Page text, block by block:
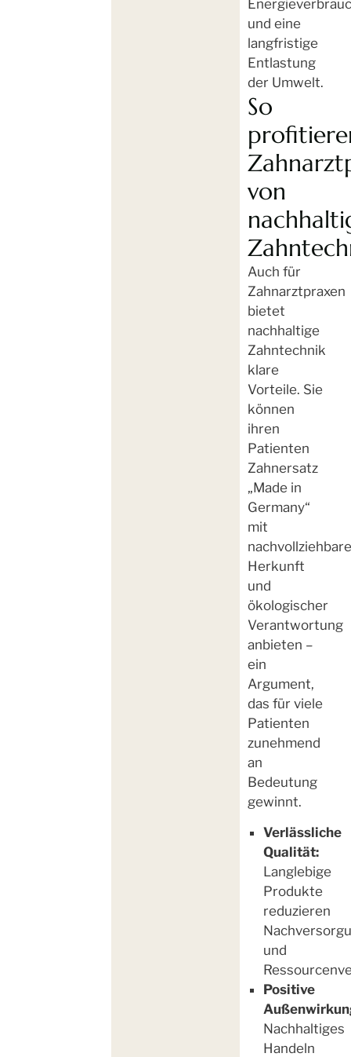
und eine
langfristige
Entlastung
der Umwelt.
So
von
Auch für
Zahnarztpraxen
bietet
nachhaltige
Zahntechnik
klare
Vorteile. Sie
können
ihren
Patienten
Zahnersatz
„Made in
Germany“
mit
Herkunft
und
ökologischer
Verantwortung
anbieten –
ein
Argument,
das für viele
Patienten
zunehmend
an
Bedeutung
gewinnt.
Verlässliche
Qualität:
Langlebige
Produkte
reduzieren
und
Positive
Nachhaltiges
Handeln